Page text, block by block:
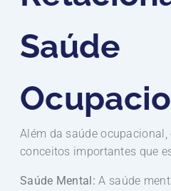
Saúde
Além da saúde
conceitos importantes que
Saúde Mental: A saúde